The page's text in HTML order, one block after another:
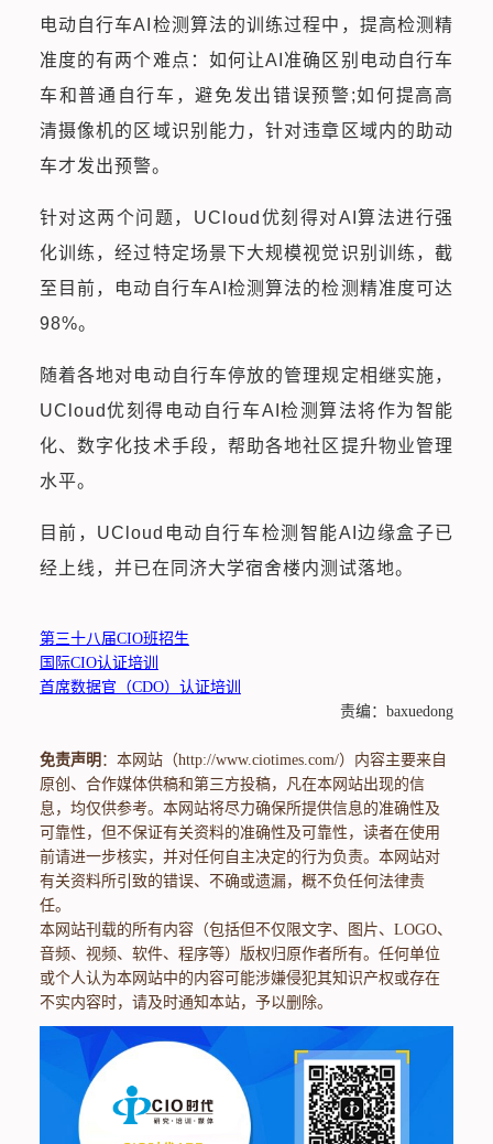
电动自行车AI检测算法的训练过程中，提高检测精
准度的有两个难点：如何让AI准确区别电动自行车
车和普通自行车，避免发出错误预警;如何提高高
清摄像机的区域识别能力，针对违章区域内的助动
车才发出预警。
针对这两个问题，UCloud优刻得对AI算法进行强
化训练，经过特定场景下大规模视觉识别训练，截
至目前，电动自行车AI检测算法的检测精准度可达
98%。
随着各地对电动自行车停放的管理规定相继实施，
UCloud优刻得电动自行车AI检测算法将作为智能
化、数字化技术手段，帮助各地社区提升物业管理
水平。
目前，UCloud电动自行车检测智能AI边缘盒子已
经上线，并已在同济大学宿舍楼内测试落地。
第三十八届CIO班招生
国际CIO认证培训
首席数据官（CDO）认证培训
责编：baxuedong
免责声明 ：本网站（http://www.ciotimes.com/）内容主要来自
原创、合作媒体供稿和第三方投稿，凡在本网站出现的信
息，均仅供参考。本网站将尽力确保所提供信息的准确性及
可靠性，但不保证有关资料的准确性及可靠性，读者在使用
前请进一步核实，并对任何自主决定的行为负责。本网站对
有关资料所引致的错误、不确或遗漏，概不负任何法律责
任。
本网站刊载的所有内容（包括但不仅限文字、图片、LOGO、
音频、视频、软件、程序等）版权归原作者所有。任何单位
或个人认为本网站中的内容可能涉嫌侵犯其知识产权或存在
不实内容时，请及时通知本站，予以删除。